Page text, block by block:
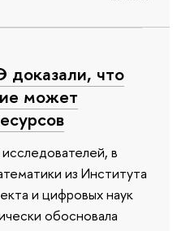
что
может
в
из Института
и цифровых наук
обосновала